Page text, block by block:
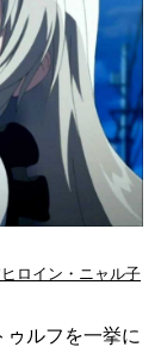
ロイン・ニャル子
ルフを一挙に